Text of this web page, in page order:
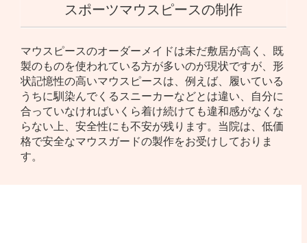
スポーツマウスピースの制作
マウスピースのオーダーメイドは未だ敷居が高く、既
製のものを使われている方が多いのが現状ですが、形
状記憶性の高いマウスピースは、例えば、履いている
うちに馴染んでくるスニーカーなどとは違い、自分に
合っていなければいくら着け続けても違和感がなくな
らない上、安全性にも不安が残ります。当院は、低価
格で安全なマウスガードの製作をお受けしておりま
す。